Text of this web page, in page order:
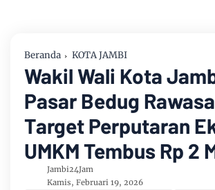
Beranda KOTA JAMBI
Wakil Wali Kota
Pasar Bedug
Target Perputaran
UMKM Tembus Rp 2
Jambi24Jam
Kamis, Februari 19, 2026